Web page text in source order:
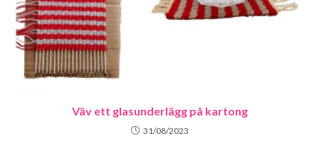
Väv ett glasunderlägg på kartong
31/08/2023